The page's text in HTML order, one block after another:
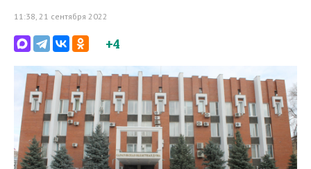
11:38, 21 сентября 2022
+4